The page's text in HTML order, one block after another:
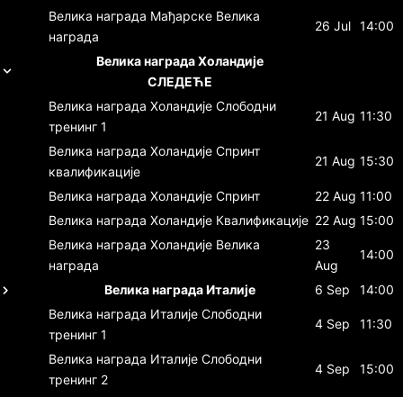
Велика награда Мађарске Велика
награда
26 Jul 14:00
Велика награда Холандије
СЛЕДЕЋЕ
Велика награда Холандије Слободни
тренинг 1
21 Aug 11:30
Велика награда Холандије Спринт
квалификације
21 Aug 15:30
Велика награда Холандије Спринт 22 Aug 11:00
Велика награда Холандије Квалификације 22 Aug 15:00
Велика награда Холандије Велика
награда
23
Aug
14:00
Велика награда Италије 6 Sep
14:00
Велика награда Италије Слободни
тренинг 1
4 Sep 11:30
Велика награда Италије Слободни
тренинг 2
4 Sep 15:00